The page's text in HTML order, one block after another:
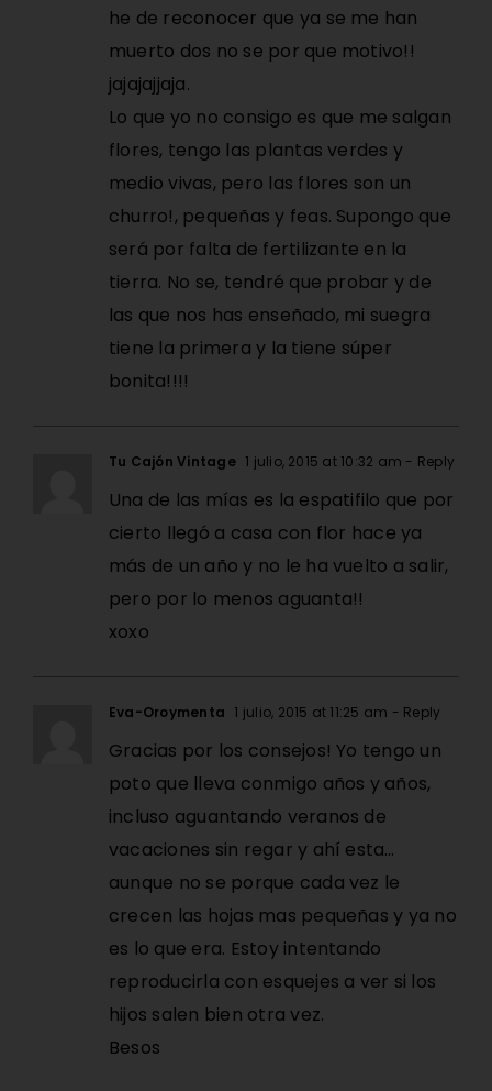
he de reconocer que ya se me han
muerto dos no se por que motivo!!
jajajajjaja.
Lo que yo no consigo es que me salgan
flores, tengo las plantas verdes y
medio vivas, pero las flores son un
churro!, pequeñas y feas. Supongo que
será por falta de fertilizante en la
tierra. No se, tendré que probar y de
las que nos has enseñado, mi suegra
tiene la primera y la tiene súper
bonita!!!!
Tu Cajón Vintage 1 julio, 2015 at 10:32 am - Reply
Una de las mías es la espatifilo que por
cierto llegó a casa con flor hace ya
más de un año y no le ha vuelto a salir,
pero por lo menos aguanta!!
xoxo
Eva-Oroymenta 1 julio, 2015 at 11:25 am - Reply
Gracias por los consejos! Yo tengo un
poto que lleva conmigo años y años,
incluso aguantando veranos de
vacaciones sin regar y ahí esta…
aunque no se porque cada vez le
crecen las hojas mas pequeñas y ya no
es lo que era. Estoy intentando
reproducirla con esquejes a ver si los
hijos salen bien otra vez.
Besos